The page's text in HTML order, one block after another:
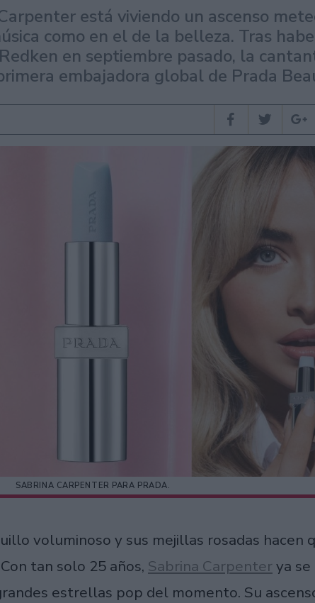
está viviendo un ascenso
como en el de la belleza. Tras
en septiembre pasado, la
embajadora global de Prada
SABRINA CARPENTER PARA PRADA.
voluminoso y sus mejillas rosadas hacen
tan solo 25 años, Sabrina Carpenterya se
estrellas pop del momento. Su